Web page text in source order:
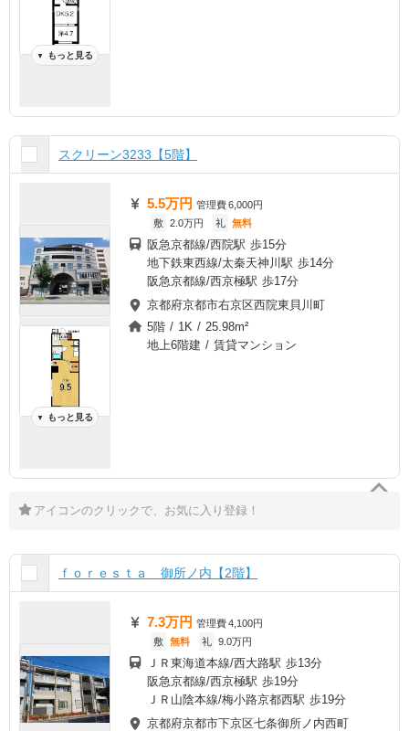
▼ もっと見る
スクリーン3233【5階】
▼ もっと見る
5.5万円 管理費6,000円
敷 2.0万円 礼 無料
阪急京都線/西院駅 歩15分
地下鉄東西線/太秦天神川駅 歩14分
阪急京都線/西京極駅 歩17分
京都府京都市右京区西院東貝川町
5階 / 1K / 25.98m²
地上6階建 / 賃貸マンション
アイコンのクリックで、お気に入り登録！
ｆｏｒｅｓｔａ 御所ノ内【2階】
7.3万円 管理費4,100円
敷 無料 礼 9.0万円
ＪＲ東海道本線/西大路駅 歩13分
阪急京都線/西京極駅 歩19分
ＪＲ山陰本線/梅小路京都西駅 歩19分
京都府京都市下京区七条御所ノ内西町